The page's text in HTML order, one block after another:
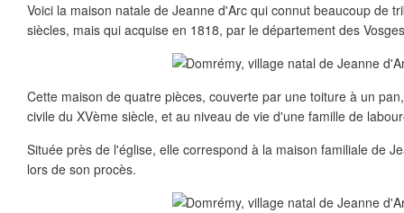
Voici la maison natale de Jeanne d'Arc qui connut beaucoup de
siècles, mais qui acquise en 1818, par le département des
Cette maison de quatre pièces, couverte par une toiture à un
civile du XVème siècle, et au niveau de vie d'une famille de
Située près de l'église, elle correspond à la maison familiale de
lors de son procès.